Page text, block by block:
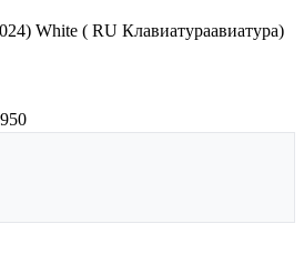
White ( RU Клавиатураавиатура)